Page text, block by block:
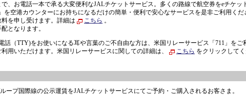
、お電話一本で承る大変便利なJALチケットサービス。多くの路線で航空券をeチケッ
を空港カウンターにお持ちになるだけの簡単・便利で安心なサービスを是非ご利用くだ
を申し受けます。詳細は
こちら 。
となります。
（TTY)をお使いになる耳や言葉のご不自由な方は、米国リレーサービス「711」をご
用いただけます。米国リレーサービスに関しての詳細は、
こちら をクリックしてく
ープ国際線の公示運賃をJALチケットサービスにてご予約・ご購入されるお客さま。